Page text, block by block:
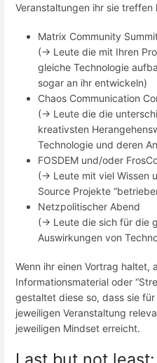
Veranstaltungen ihr sie treffen
Matrix Community
(-> Leute die mit Ihren
gleiche Technologie
sogar an ihr entwickeln)
Chaos Communication
(-> Leute die die
kreativsten
Technologie und deren
FOSDEM und/oder
(-> Leute mit viel Wissen
Source Projekte
Netzpolitischer Abend
(-> Leute die sich für die
Auswirkungen von
Wenn ihr einen Vortrag haltet,
Informationsmaterial oder
gestaltet diese so, dass sie
jeweiligen Veranstaltung
jeweiligen Mindset erreicht.